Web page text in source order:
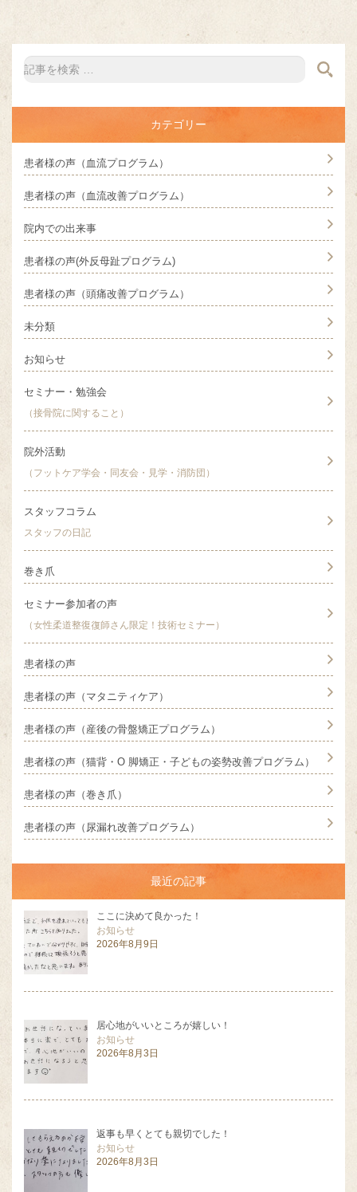
カテゴリー
患者様の声（血流プログラム）
患者様の声（血流改善プログラム）
院内での出来事
患者様の声(外反母趾プログラム)
患者様の声（頭痛改善プログラム）
未分類
お知らせ
セミナー・勉強会
（接骨院に関すること）
院外活動
（フットケア学会・同友会・見学・消防団）
スタッフコラム
スタッフの日記
巻き爪
セミナー参加者の声
（女性柔道整復復師さん限定！技術セミナー）
患者様の声
患者様の声（マタニティケア）
患者様の声（産後の骨盤矯正プログラム）
患者様の声（猫背・O 脚矯正・子どもの姿勢改善プログラム）
患者様の声（巻き爪）
患者様の声（尿漏れ改善プログラム）
最近の記事
ここに決めて良かった！
お知らせ
2026年8月9日
居心地がいいところが嬉しい！
お知らせ
2026年8月3日
返事も早くとても親切でした！
お知らせ
2026年8月3日